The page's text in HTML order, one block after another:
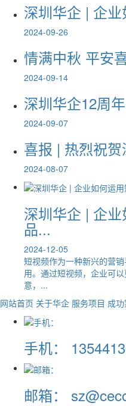
深圳华企 | 企
2024-09-26
情满中秋 平安
2024-09-14
深圳华企12周
2024-09-07
喜报 | 热烈祝
2024-08-07
深圳华企 | 企
品...
2024-12-05
短视频作为一种新兴的营
用。通过短视频，企业可
意，...
网站首页 关于华企 服务项目 成
手机：
邮箱：